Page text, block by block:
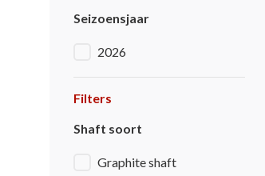
Seizoensjaar
2026
Filters
Shaft soort
Graphite shaft